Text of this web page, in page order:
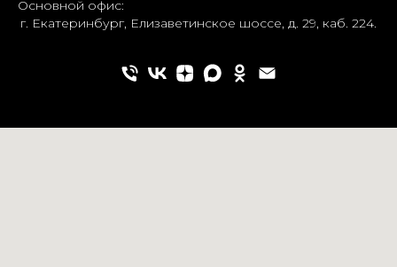
Основной офис:
г. Екатеринбург, Елизаветинское шоссе, д. 29, каб. 224.